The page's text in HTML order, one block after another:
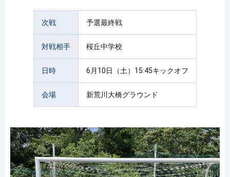
次戦 予選最終戦
対戦相手 桜丘中学校
日時 6月10日（土）15:45キックオフ
会場 新荒川大橋グラウンド